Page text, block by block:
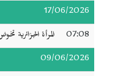
17/06/2026
07:08 المرأة الجزائرية
09/06/2026